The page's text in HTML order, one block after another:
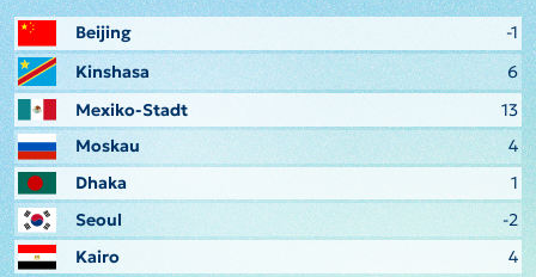
Beijing
-1
Kinshasa
6
Mexiko-Stadt
13
Moskau
4
Dhaka
1
Seoul
-2
Kairo
4